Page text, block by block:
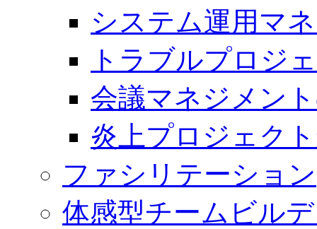
システム運用マ
トラブルプロジ
会議マネジメン
炎上プロジェク
ファシリテーション
体感型チームビル